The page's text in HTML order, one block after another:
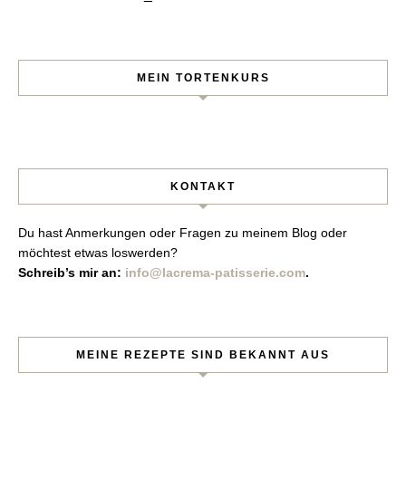
MEIN TORTENKURS
KONTAKT
Du hast Anmerkungen oder Fragen zu meinem Blog oder
möchtest etwas loswerden?
Schreib’s mir an: info@lacrema-patisserie.com.
MEINE REZEPTE SIND BEKANNT AUS